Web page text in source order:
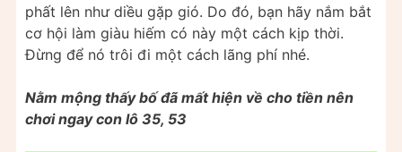
phất lên như diều gặp gió. Do đó, bạn hãy nắm bắt
cơ hội làm giàu hiếm có này một cách kịp thời.
Đừng để nó trôi đi một cách lãng phí nhé.
Nằm mộng thấy bố đã mất hiện về cho tiền nên
chơi ngay con lô 35, 53